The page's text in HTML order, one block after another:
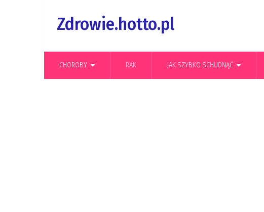
Zdrowie.hotto.pl
CHOROBY RAK JAK SZYBKO SCHUDNĄĆ